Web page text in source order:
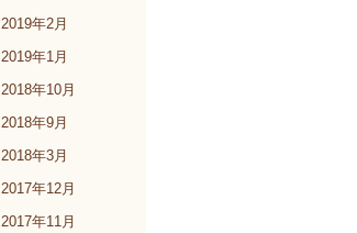
2019年2月
2019年1月
2018年10月
2018年9月
2018年3月
2017年12月
2017年11月